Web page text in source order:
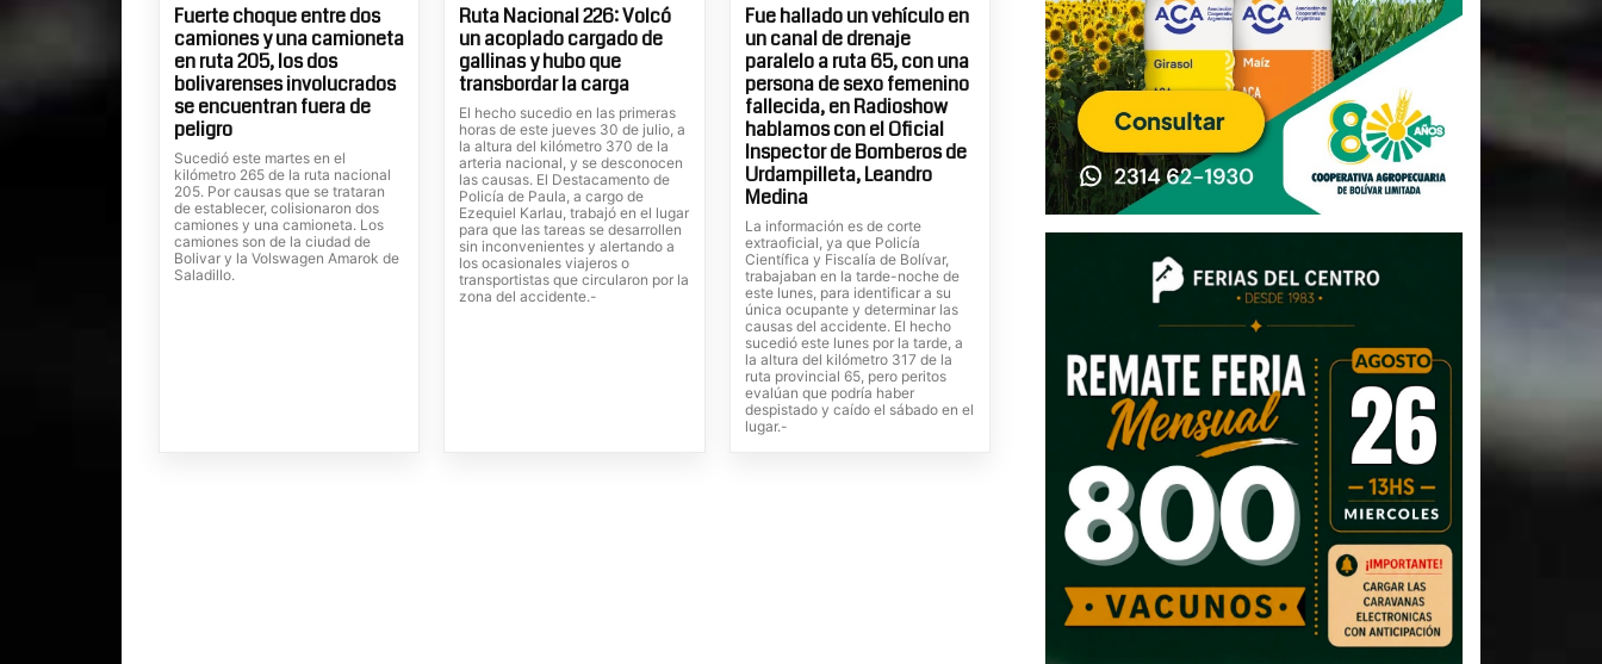
Fuerte choque entre dos
camiones y una camioneta
en ruta 205, los dos
bolivarenses involucrados
se encuentran fuera de
peligro
Sucedió este martes en el
kilómetro 265 de la ruta nacional
205. Por causas que se trataran
de establecer, colisionaron dos
camiones y una camioneta. Los
camiones son de la ciudad de
Bolivar y la Volswagen Amarok de
Saladillo.
Ruta Nacional 226: Volcó
un acoplado cargado de
gallinas y hubo que
transbordar la carga
El hecho sucedio en las primeras
horas de este jueves 30 de julio, a
la altura del kilómetro 370 de la
arteria nacional, y se desconocen
las causas. El Destacamento de
Policía de Paula, a cargo de
Ezequiel Karlau, trabajó en el lugar
para que las tareas se desarrollen
sin inconvenientes y alertando a
los ocasionales viajeros o
transportistas que circularon por la
zona del accidente.-
Fue hallado un vehículo en
un canal de drenaje
paralelo a ruta 65, con una
persona de sexo femenino
fallecida, en Radioshow
hablamos con el Oficial
Inspector de Bomberos de
Urdampilleta, Leandro
Medina
La información es de corte
extraoficial, ya que Policía
Científica y Fiscalía de Bolívar,
trabajaban en la tarde-noche de
este lunes, para identificar a su
única ocupante y determinar las
causas del accidente. El hecho
sucedió este lunes por la tarde, a
la altura del kilómetro 317 de la
ruta provincial 65, pero peritos
evalúan que podría haber
despistado y caído el sábado en el
lugar.-